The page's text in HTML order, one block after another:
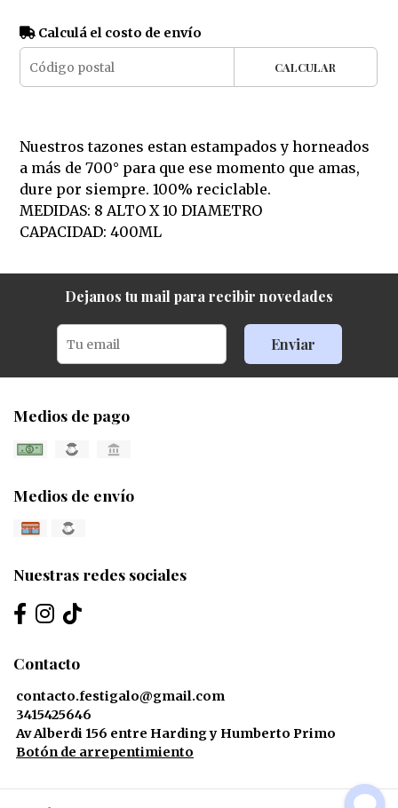
Calculá el costo de envío
CALCULAR
Nuestros tazones estan estampados y horneados
a más de 700° para que ese momento que amas,
dure por siempre. 100% reciclable.
MEDIDAS: 8 ALTO X 10 DIAMETRO
CAPACIDAD: 400ML
Dejanos tu mail para recibir novedades
Enviar
Medios de pago
Medios de envío
Nuestras redes sociales
Contacto
contacto.festigalo@gmail.com
3415425646
Av Alberdi 156 entre Harding y Humberto Primo
Botón de arrepentimiento